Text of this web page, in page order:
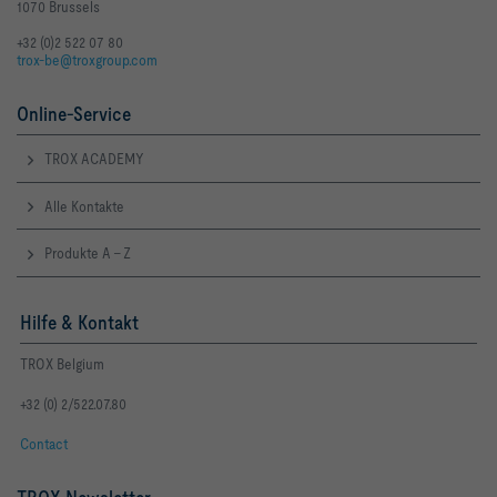
1070 Brussels
+32 (0)2 522 07 80
trox-be@troxgroup.com
Online-Service
TROX ACADEMY
Alle Kontakte
Produkte A - Z
Hilfe & Kontakt
TROX Belgium
+32 (0) 2/522.07.80
Contact